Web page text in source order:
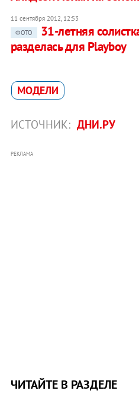
11 сентября 2012, 12:53
ФОТО
31-летняя
разделась для Playboy
МОДЕЛИ
ИСТОЧНИК: ДНИ.РУ
РЕКЛАМА
ЧИТАЙТЕ В РАЗДЕЛЕ